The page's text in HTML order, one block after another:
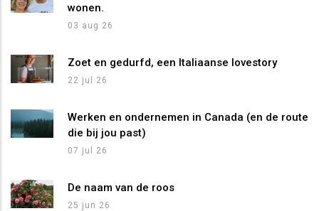
wonen.
03 aug 26
Zoet en gedurfd, een Italiaanse lovestory
22 jul 26
Werken en ondernemen in Canada (en de route
die bij jou past)
07 jul 26
De naam van de roos
25 jun 26